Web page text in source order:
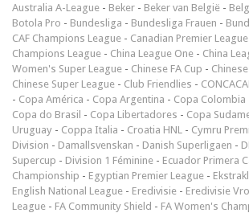
Australia A-League - Beker - Beker van België -
Botola Pro - Bundesliga - Bundesliga Frauen -
CAF Champions League - Canadian Premier League
Champions League - China League One - China
Women's Super League - Chinese FA Cup -
Chinese Super League - Club Friendlies -
- Copa América - Copa Argentina - Copa Colombia
Copa do Brasil - Copa Libertadores - Copa
Uruguay - Coppa Italia - Croatia HNL - Cymru
Division - Damallsvenskan - Danish Superligaen -
Supercup - Division 1 Féminine - Ecuador Primera
Championship - Egyptian Premier League -
English National League - Eredivisie - Eredivisie
League - FA Community Shield - FA Women's